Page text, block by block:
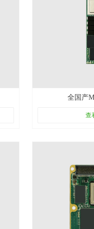
全国产
查